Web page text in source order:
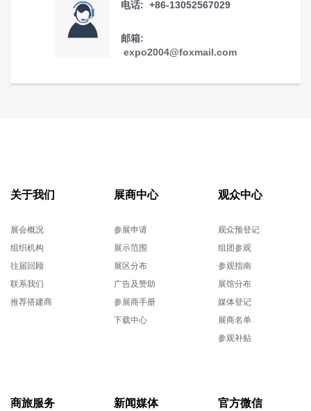
电话: +86-13052567029
邮箱:
expo2004@foxmail.com
关于我们
展会概况
组织机构
往届回顾
联系我们
推荐搭建商
展商中心
参展申请
展示范围
展区分布
广告及赞助
参展商手册
下载中心
观众中心
观众预登记
组团参观
参观指南
展馆分布
媒体登记
展商名单
参观补贴
商旅服务 新闻媒体 官方微信